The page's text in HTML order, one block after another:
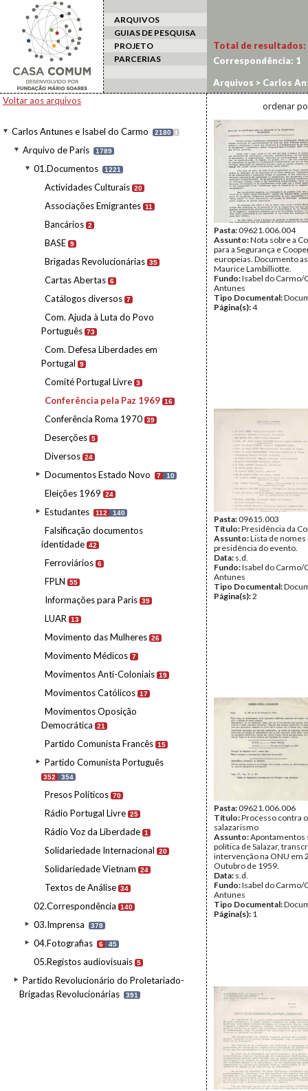
ARQUIVOS
GUIAS DE PESQUISA
PROJETO
PARCERIAS
Voltar aos arquivos
Carlos Antunes e Isabel do Carmo 2180 I
Arquivo de Paris 1789
01.Documentos 1221
Actividades Culturais 20
Associações Emigrantes 11
Bancários 2
BASE 9
Brigadas Revolucionárias 35
Cartas Abertas 6
Catálogos diversos 7
Com. Ajuda à Luta do Povo
Português 73
Com. Defesa Liberdades em
Portugal
9
Comité Portugal Livre 3
Conferência pela Paz 1969 16
Conferência Roma 1970 39
Deserções 5
Diversos 24
Documentos Estado Novo 7 10
Eleições 1969 24
Estudantes 112 140
Falsificação documentos
identidade 42
Ferroviários 6
FPLN 55
Informações para Paris 39
LUAR 13
Movimento das Mulheres 26
Movimento Médicos 7
Movimentos Anti-Coloniais 19
Movimentos Católicos 17
Movimentos Oposição
Democrática
21
Partido Comunista Francês 15
Partido Comunista Português
352 354
Presos Políticos 70
Rádio Portugal Livre 25
Rádio Voz da Liberdade 1
Solidariedade Internacional 20
Solidariedade Vietnam 24
Textos de Análise 34
02.Correspondência 140
03.Imprensa 378
04.Fotografias 6 45
05.Registos audiovisuais 5
Partido Revolucionário do Proletariado-
Brigadas Revolucionárias
391
Total de resultados:
Correspondência: 1
Arquivos > Carlos
1969
ordenar
Pasta:09621.006.004
Assunto:Nota sobre a
para a Segurança e
europeias. Documento
Maurice Lambilliotte.
Fundo:Isabel do Carmo/
Antunes
Tipo Documental:
Página(s):4
Pasta:09615.003
Título:Presidência da
Assunto:Lista de nomes
presidência do evento.
Data: s.d.
Fundo:Isabel do Carmo/
Antunes
Tipo Documental:
Página(s):2
Pasta:09621.006.006
Título:Processo contra o
salazarismo
Assunto:Apontamentos
política de Salazar,
intervenção na ONU em
Outubro de 1959.
Data: s.d.
Fundo:Isabel do Carmo/
Antunes
Tipo Documental:
Página(s): 1